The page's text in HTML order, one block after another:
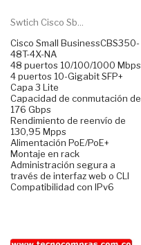
Swtich Cisco Sb...
Cisco Small BusinessCBS350-
48T-4X-NA
48 puertos 10/100/1000 Mbps
4 puertos 10-Gigabit SFP+
Capa 3 Lite
Capacidad de conmutación de
176 Gbps
Rendimiento de reenvío de
130,95 Mpps
Alimentación PoE/PoE+
Montaje en rack
Administración segura a
través de interfaz web o CLI
Compatibilidad con IPv6